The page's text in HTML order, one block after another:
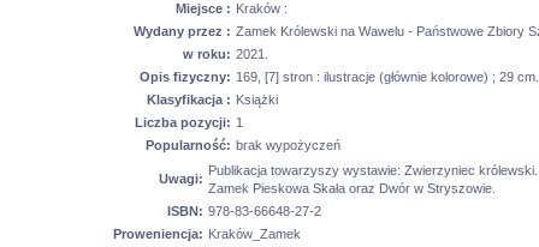
Miejsce : Kraków :
Wydany przez : Zamek Królewski na Wawelu - Państwowe Zbiory
w roku: 2021.
Opis fizyczny: 169, [7] stron : ilustracje (głównie kolorowe) ; 29 cm.
Klasyfikacja : Książki
Liczba pozycji: 1
Popularność: brak wypożyczeń
Uwagi:
Publikacja towarzyszy wystawie: Zwierzyniec
Zamek Pieskowa Skała oraz Dwór w Stryszowie.
ISBN: 978-83-66648-27-2
Proweniencja: Kraków_Zamek